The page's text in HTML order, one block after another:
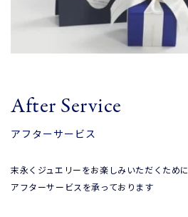
After Service
アフターサービス
末永くジュエリーをお楽しみいただくために
アフターサービスを承っております